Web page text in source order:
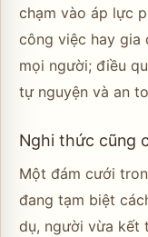
chạm vào áp lực
công việc hay gia
mọi người; điều
tự nguyện và an
Nghi thức cũng
Một đám cưới
đang tạm biệt
dụ, người vừa kết